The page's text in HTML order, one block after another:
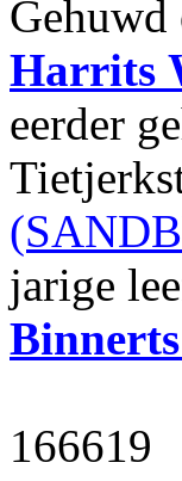
Harrits
eerder
jarige
Binnerts
166619